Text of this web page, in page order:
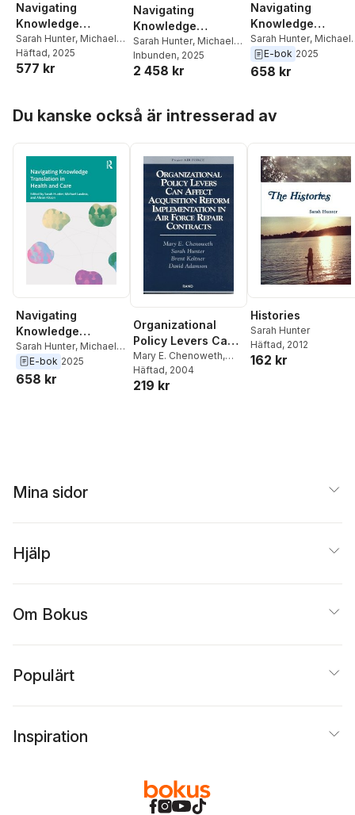
Navigating
Knowledge
Translation in
Health and Care
Sarah Hunter, Michael
Lawless,Australia)
Kitson, Alison
Lawless ,Sarah Hunter
Häftad, 2025
577 kr
Navigating
Knowledge
Translation in
Health and Care
Sarah Hunter, Michael
Lawless,Australia)
Kitson, Alison
Lawless,Sarah Hunter
Inbunden, 2025
2 458 kr
Navigating
Knowledge
Translation in
Health and Care
Sarah Hunter, Michael
Lawless, Alison Kitson
E-bok 2025
658 kr
Du kanske också är intresserad av
Navigating
Knowledge
Translation in
Health and Care
Sarah Hunter, Michael
Lawless, Alison Kitson
E-bok 2025
658 kr
Organizational
Policy Levers Can
Affect Acquisition
Reform
Implementation in
Mary E. Chenoweth,
David Adamson
Hunter,Brent Keltner
Häftad, 2004
219 kr
Histories
Sarah Hunter
Häftad, 2012
162 kr
Mina sidor
Hjälp
Om Bokus
Populärt
Inspiration